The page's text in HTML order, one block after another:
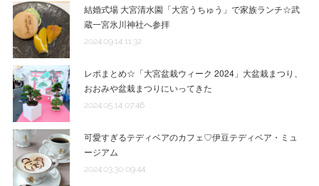
結婚式場 大宮清水園「大宮うちゅう」で家族ランチ☆武
蔵一宮氷川神社へ参拝
2024.09.14 11:32
レポまとめ☆「大宮盆栽ウィーク 2024」大盆栽まつり、
おおみや盆栽まつりにいってきた
2024.05.14 07:46
可愛すぎるテディベアのカフェ♡伊豆テディベア・ミュ
ージアム
2024.03.30 09:44